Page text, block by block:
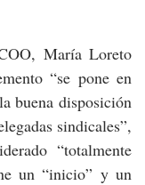
María Loreto
“se pone en
buena disposición
sindicales”,
“totalmente
un “inicio” y un